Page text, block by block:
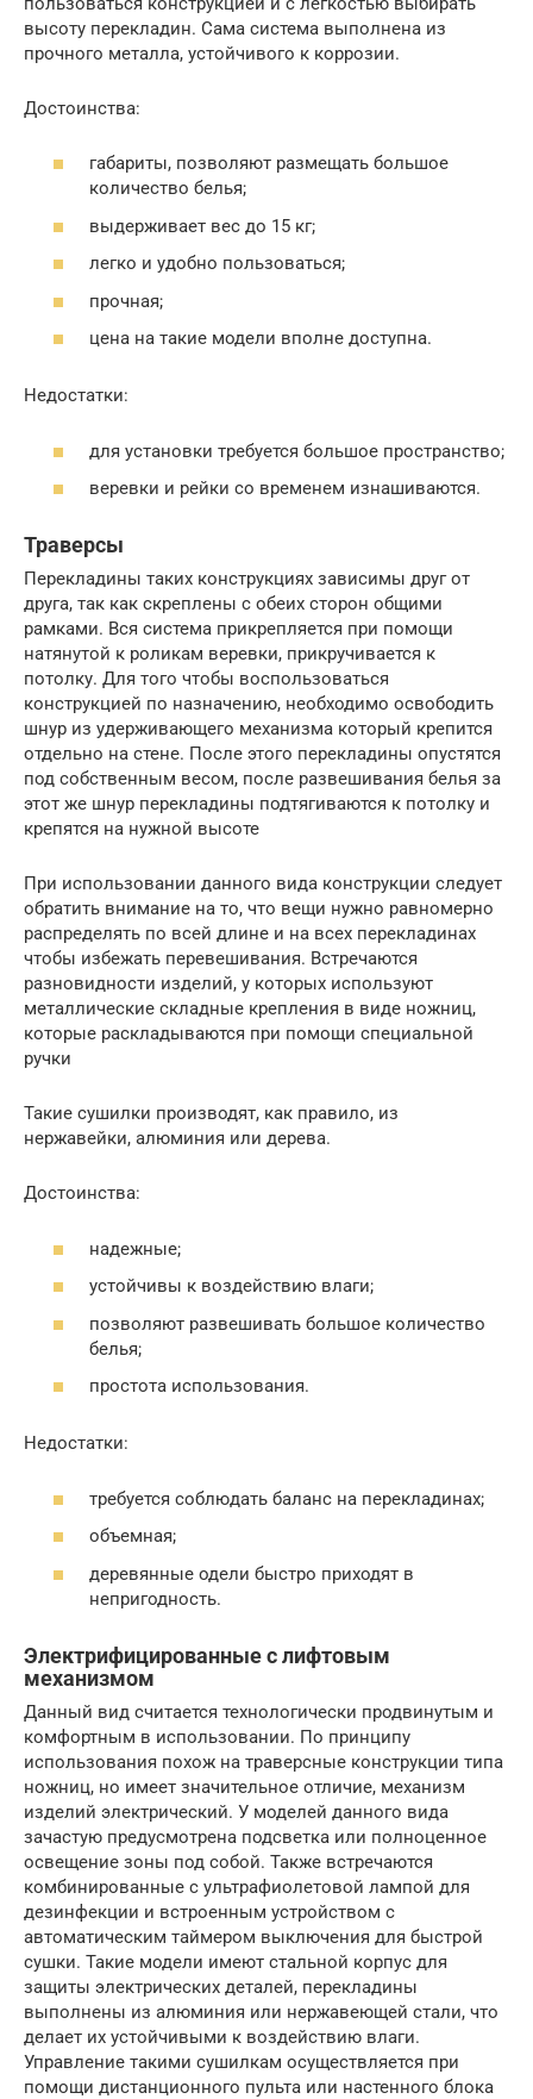
высоту перекладин. Сама система выполнена из
прочного металла, устойчивого к коррозии.
Достоинства:
габариты, позволяют размещать большое
количество белья;
выдерживает вес до 15 кг;
легко и удобно пользоваться;
прочная;
цена на такие модели вполне доступна.
Недостатки:
для установки требуется большое пространство;
веревки и рейки со временем изнашиваются.
Траверсы
Перекладины таких конструкциях зависимы друг от
друга, так как скреплены с обеих сторон общими
рамками. Вся система прикрепляется при помощи
натянутой к роликам веревки, прикручивается к
потолку. Для того чтобы воспользоваться
конструкцией по назначению, необходимо освободить
шнур из удерживающего механизма который крепится
отдельно на стене. После этого перекладины опустятся
под собственным весом, после развешивания белья за
этот же шнур перекладины подтягиваются к потолку и
крепятся на нужной высоте
При использовании данного вида конструкции следует
обратить внимание на то, что вещи нужно равномерно
распределять по всей длине и на всех перекладинах
чтобы избежать перевешивания. Встречаются
разновидности изделий, у которых используют
металлические складные крепления в виде ножниц,
которые раскладываются при помощи специальной
ручки
Такие сушилки производят, как правило, из
нержавейки, алюминия или дерева.
Достоинства:
надежные;
устойчивы к воздействию влаги;
позволяют развешивать большое количество
белья;
простота использования.
Недостатки:
требуется соблюдать баланс на перекладинах;
объемная;
деревянные одели быстро приходят в
непригодность.
Электрифицированные с лифтовым
механизмом
Данный вид считается технологически продвинутым и
комфортным в использовании. По принципу
использования похож на траверсные конструкции типа
ножниц, но имеет значительное отличие, механизм
изделий электрический. У моделей данного вида
зачастую предусмотрена подсветка или полноценное
освещение зоны под собой. Также встречаются
комбинированные с ультрафиолетовой лампой для
дезинфекции и встроенным устройством с
автоматическим таймером выключения для быстрой
сушки. Такие модели имеют стальной корпус для
защиты электрических деталей, перекладины
выполнены из алюминия или нержавеющей стали, что
делает их устойчивыми к воздействию влаги.
Управление такими сушилкам осуществляется при
помощи дистанционного пульта или настенного блока